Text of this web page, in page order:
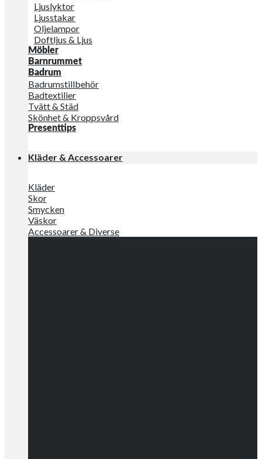
Ljuslyktor
Ljusstakar
Oljelampor
Doftljus & Ljus
Möbler
Barnrummet
Badrum
Badrumstillbehör
Badtextilier
Tvätt & Städ
Skönhet & Kroppsvård
Presenttips
Kläder & Accessoarer
Kläder
Skor
Smycken
Väskor
Accessoarer & Diverse